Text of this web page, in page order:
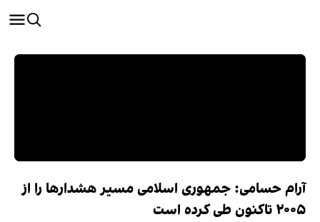
آرام حسامی: جمهوری اسلامی مسیر هشدارها را از
۲۰۰۵ تاکنون طی کرده است